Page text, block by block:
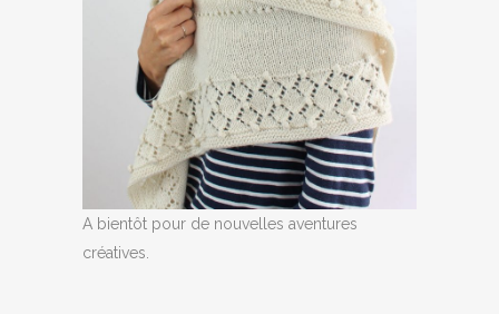
A bientôt pour de nouvelles aventures
créatives.